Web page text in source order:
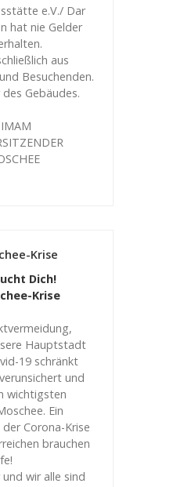
e.V./ Dar
hat nie Gelder
aus
Besuchenden.
Gebäudes.
Krise
Dich!
Krise
Hauptstadt
19 schränkt
und
wichtigsten
Ein
Corona-Krise
brauchen
wir alle sind